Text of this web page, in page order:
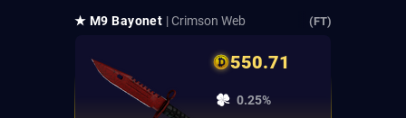
★ M9 Bayonet | Crimson Web (FT)
550.71
0.25%